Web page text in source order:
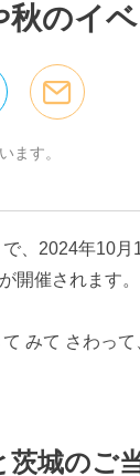
のイベ
ます。
、2024年10月
開催されます。
みて さわっ
城のご